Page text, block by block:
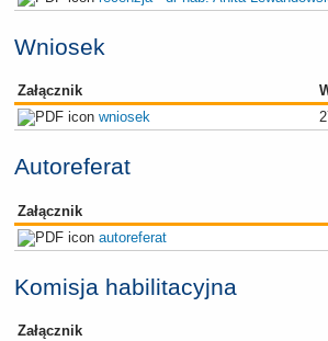
Wniosek
Załącznik
wniosek
Autoreferat
Załącznik
autoreferat
Komisja habilitacyjna
Załącznik